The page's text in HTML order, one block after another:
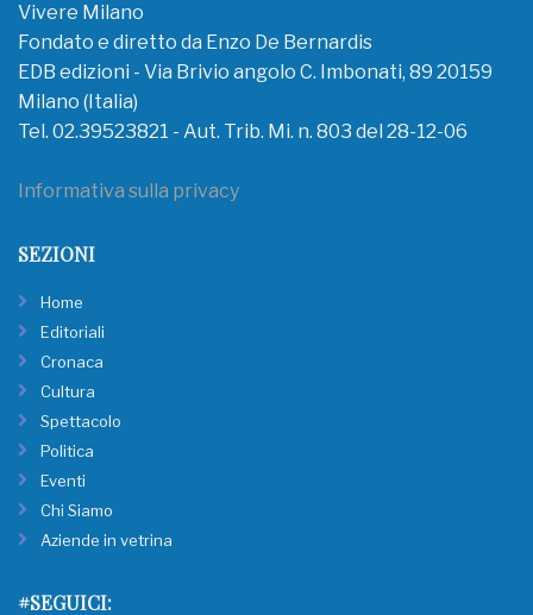
Vivere Milano
Fondato e diretto da Enzo De Bernardis
EDB edizioni - Via Brivio angolo C. Imbonati, 89 20159
Milano (Italia)
Tel. 02.39523821 - Aut. Trib. Mi. n. 803 del 28-12-06
Informativa sulla privacy
SEZIONI
Home
Editoriali
Cronaca
Cultura
Spettacolo
Politica
Eventi
Chi Siamo
Aziende in vetrina
#SEGUICI: